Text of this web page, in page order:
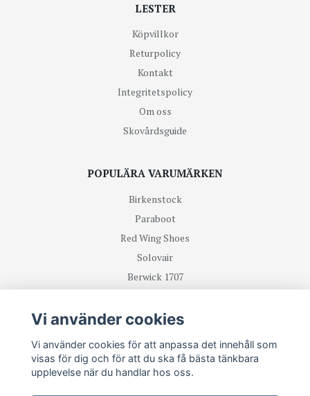
LESTER
Köpvillkor
Returpolicy
Kontakt
Integritetspolicy
Om oss
Skovårdsguide
POPULÄRA VARUMÄRKEN
Birkenstock
Paraboot
Red Wing Shoes
Solovair
Berwick 1707
TA DEL UTAV NYHETER OCH ERBJUDANDEN FÖRST
Vi använder cookies
Vi använder cookies för att anpassa det innehåll som
visas för dig och för att du ska få bästa tänkbara
upplevelse när du handlar hos oss.